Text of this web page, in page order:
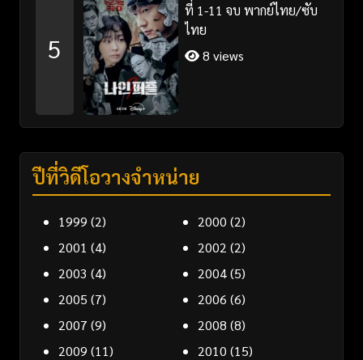
5
ที่ 1-11 จบ พากย์ไทย/ซับ
ไทย
8 views
ปีที่วิดีโอวางจำหน่าย
1999 (2) 2000 (2)
2001 (4) 2002 (2)
2003 (4) 2004(5)
2005 (7) 2006 (6)
2007 (9) 2008 (8)
2009 (11) 2010 (15)